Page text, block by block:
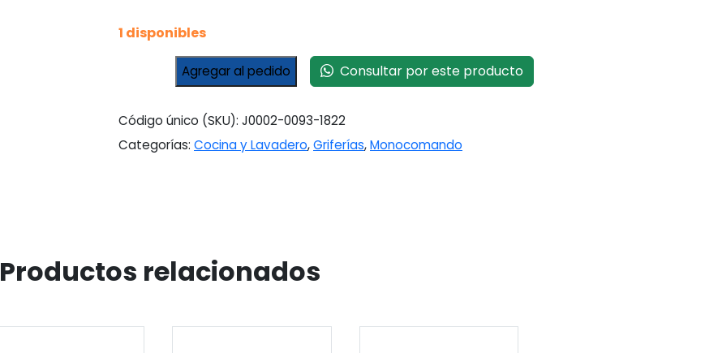
1 disponibles
Griferia
Cocina
Mesada
Cromada
Agregar al pedido Consultar por este producto
Código único (SKU): J0002-0093-1822
Categorías: Cocina y Lavadero,Griferías,Monocomando
Productos relacionados